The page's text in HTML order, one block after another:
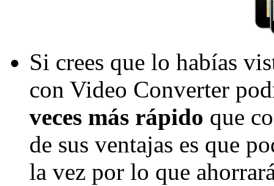
Si crees que lo habías
con Video Converter
veces más rápido que
de sus ventajas es que
la vez por lo que